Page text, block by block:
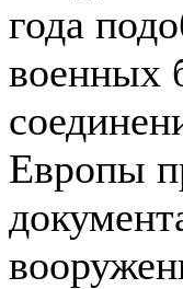
года
военных
Европы